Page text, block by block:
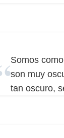
Somos
son muy
tan oscuro,